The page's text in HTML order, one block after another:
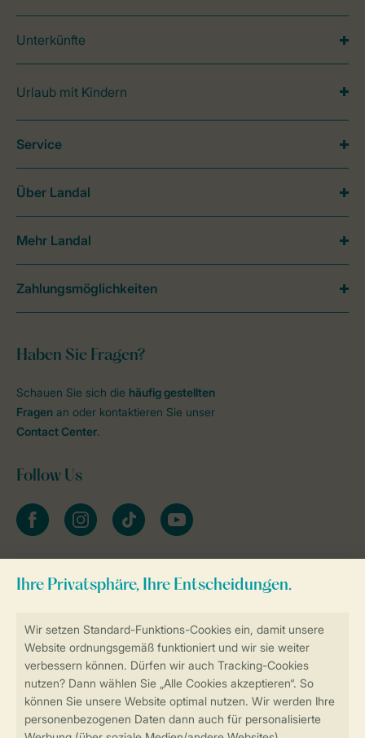
Sicher und schnell zur Online-Buchung
Unterkünfte
Urlaub mit Kindern
Haben Sie Fragen?
Schauen Sie sich die häufig gestellten
Fragen an oder kontaktieren Sie unser
Contact Center.
Follow Us
facebookinstagramtiktok youtube
Zum Newsletter anmelden
Service
Über Landal
Mehr Landal
Zahlungsmöglichkeiten